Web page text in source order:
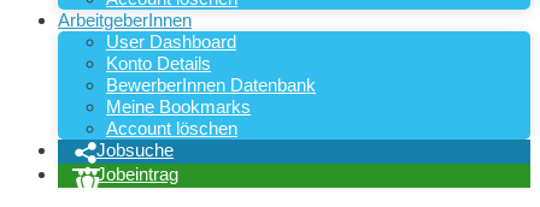
ArbeitgeberInnen
User Dashboard
Konto Details
BewerberInnen Datenbank
Meine Bookmarks
Account löschen
Jobsuche
Jobeintrag